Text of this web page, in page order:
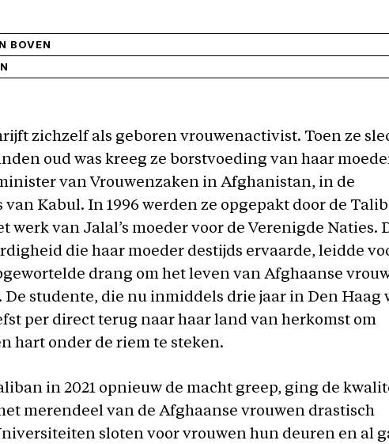
BOVEN
zichzelf als geboren vrouwenactivist. Toen ze
oud was kreeg ze borstvoeding van haar
van Vrouwenzaken in Afghanistan, in de
van Kabul. In 1996 werden ze opgepakt door de
werk van Jalal’s moeder voor de Verenigde Naties.
die haar moeder destijds ervaarde, leidde
drang om het leven van Afghaanse
De studente, die nu inmiddels drie jaar in Den Haag
per direct terug naar haar land van herkomst om
hart onder de riem te steken.
in 2021 opnieuw de macht greep, ging de
merendeel van de Afghaanse vrouwen drastisch
sloten voor vrouwen hun deuren en al